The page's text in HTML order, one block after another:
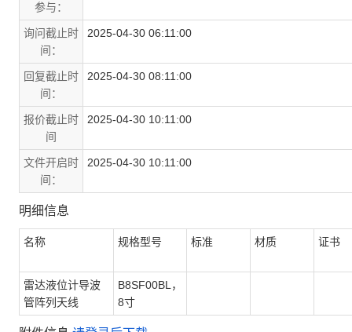
参与：
询问截止时
间：
2025-04-30 06:11:00
回复截止时
间：
2025-04-30 08:11:00
报价截止时
间
2025-04-30 10:11:00
文件开启时
间：
2025-04-30 10:11:00
明细信息
名称 规格型号 标准 材质 证书
雷达液位计导波
管阵列天线
B8SF00BL，
8寸